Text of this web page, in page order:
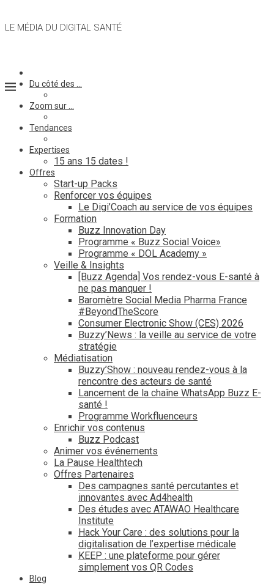
LE MÉDIA DU DIGITAL SANTÉ
Du côté des …
Zoom sur …
Tendances
Expertises
15 ans 15 dates !
Offres
Start-up Packs
Renforcer vos équipes
Le Digi’Coach au service de vos équipes
Formation
Buzz Innovation Day
Programme « Buzz Social Voice»
Programme « DOL Academy »
Veille & Insights
[Buzz Agenda] Vos rendez-vous E-santé à
ne pas manquer !
Baromètre Social Media Pharma France
#BeyondTheScore
Consumer Electronic Show (CES) 2026
Buzzy’News : la veille au service de votre
stratégie
Médiatisation
Buzzy’Show : nouveau rendez-vous à la
rencontre des acteurs de santé
Lancement de la chaîne WhatsApp Buzz E-
santé !
Programme Workfluenceurs
Enrichir vos contenus
Buzz Podcast
Animer vos événements
La Pause Healthtech
Offres Partenaires
Des campagnes santé percutantes et
innovantes avec Ad4health
Des études avec ATAWAO Healthcare
Institute
Hack Your Care : des solutions pour la
digitalisation de l’expertise médicale
KEEP : une plateforme pour gérer
simplement vos QR Codes
Blog